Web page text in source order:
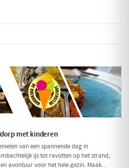
met kinderen
van een spannende dag in
ijs tot ravotten op het strand,
avontuur voor het hele gezin. Maak